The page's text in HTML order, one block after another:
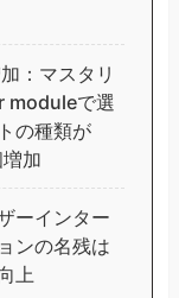
：マスタリ
moduleで選
の種類が
加
ーインター
ンの名残は
上